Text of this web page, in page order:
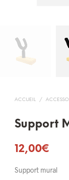
ACCUEIL /
Support
12,00€
Support mural